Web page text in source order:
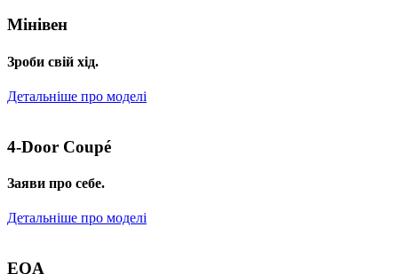
Мінівен
Зроби свій хід.
Детальніше про моделі
4-Door Coupé
Заяви про себе.
Детальніше про моделі
EQA